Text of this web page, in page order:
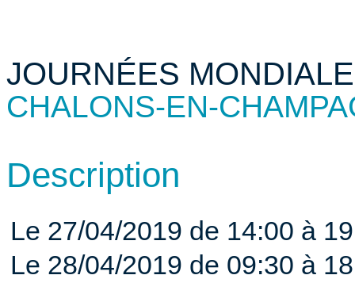
JOURNÉES
CHALONS-EN-
Description
Le 27/04/2019 de 14:00 à
Le 28/04/2019 de 09:30 à